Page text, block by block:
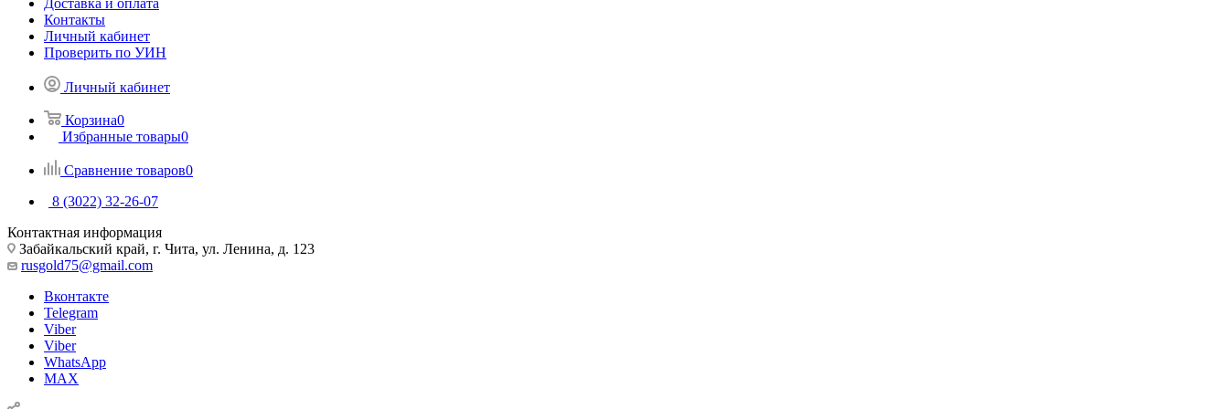
Доставка и оплата
Контакты
Личный кабинет
Проверить по УИН
Личный кабинет
Корзина0
Избранные товары0
Сравнение товаров0
8 (3022) 32-26-07
Контактная информация
Забайкальский край, г. Чита, ул. Ленина, д. 123
rusgold75@gmail.com
Вконтакте
Telegram
Viber
Viber
WhatsApp
MAX